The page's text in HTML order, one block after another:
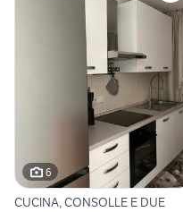
6
CUCINA, CONSOLLE E DUE